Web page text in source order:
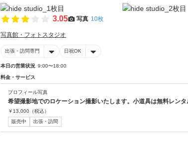
3.05 写真 10枚
写真館・フォトスタジオ
出張・訪問専門 日祝OK
本日の営業状況 9:00〜18:00
料金・サービス
プロフィール写真
希望撮影地でのロケーション撮影いたします。小道具は無料レンタ
￥ 13,000 （税込）
販売中
出張・訪問